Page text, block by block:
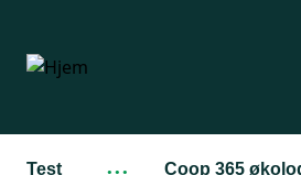
hovedindhold
Test Coop 365